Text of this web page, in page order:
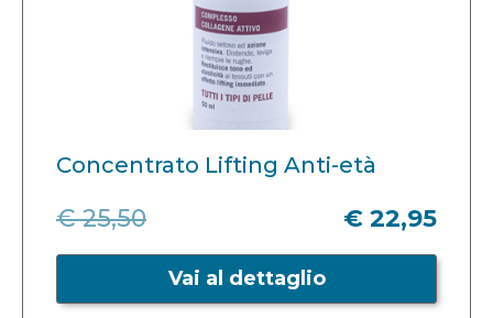
Concentrato Lifting Anti-età
€ 25,50 € 22,95
Vai al dettaglio